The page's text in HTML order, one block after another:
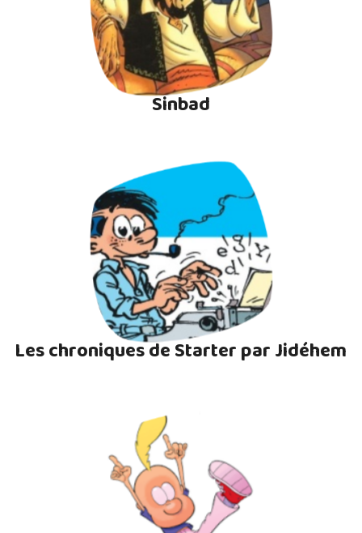
Sinbad
Les chroniques de Starter par Jidéhem